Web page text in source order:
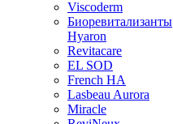
Viscoderm
Биоревитализанты
Hyaron
Revitacare
EL SOD
French HA
Lasbeau Aurora
Miracle